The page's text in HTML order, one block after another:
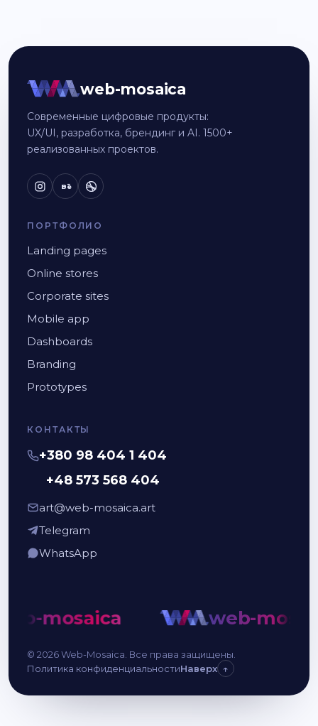
web-mosaica
Современные цифровые продукты:
UX/UI, разработка, брендинг и AI. 1500+
реализованных проектов.
Bē
ПОРТФОЛИО
Landing pages
Online stores
Corporate sites
Mobile app
Dashboards
Branding
Prototypes
КОНТАКТЫ
+380 98 404 1 404
+48 573 568 404
art@web-mosaica.art
Telegram
WhatsApp
mosaica web-
© 2026 Web-Mosaica. Все права защищены.
Политика конфиденциальностиНаверх ↑